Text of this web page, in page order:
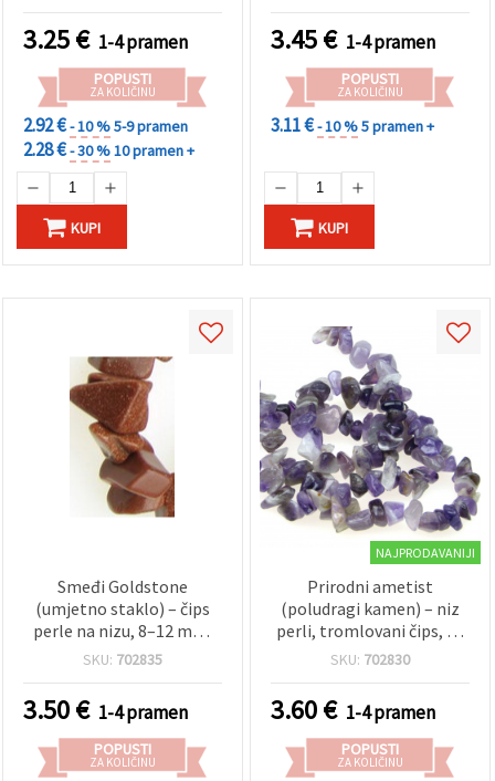
3.25€ 1-4 pramen
POPUSTI
ZA KOLIČINU
2.92 €- 10 %5-9 pramen
2.28 €- 30 %10 pramen +
KUPI
3.45€ 1-4 pramen
POPUSTI
ZA KOLIČINU
3.11 €- 10 %5 pramen +
KUPI
Smeđi Goldstone
(umjetno staklo) – čips
perle na nizu, 8–12 mm,
~90 cm / 36 in – za izradu
kreativne rukotvorine
SKU: 702835
3.50€ 1-4 pramen
POPUSTI
ZA KOLIČINU
NAJPRODAVANIJI
Prirodni ametist
(poludragi kamen) – niz
perli, tromlovani čips, za
izradu nakita, ljubičasta,
SKU: 702830
3.60€ 1-4 pramen
POPUSTI
ZA KOLIČINU